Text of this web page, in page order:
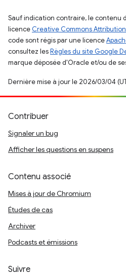
Sauf indication contraire, le contenu
licence Creative Commons
code sont régis par une licence
consultez lesRègles du site Google
marque déposée d'Oracle et/ou de
Dernière mise à jour le 2026/03/04
Contribuer
Signaler un bug
Afficher les questions en suspens
Contenu associé
Mises à jour de Chromium
Études de cas
Archiver
Podcasts et émissions
Suivre